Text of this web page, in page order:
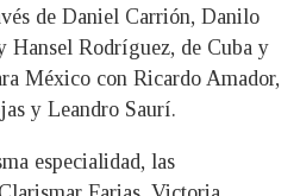
de Daniel Carrión, Danilo
Hansel Rodríguez, de Cuba y
México con Ricardo Amador,
y Leandro Saurí.
especialidad, las